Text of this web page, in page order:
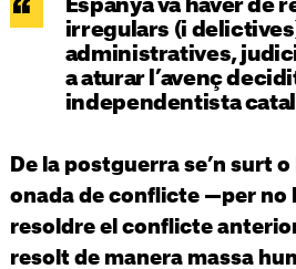
Espanya va haver de
irregulars (i
administratives,
a aturar l’avenç
independentista
De la postguerra se’n surt
onada de conflicte —per no
resoldre el conflicte
resolt de manera massa